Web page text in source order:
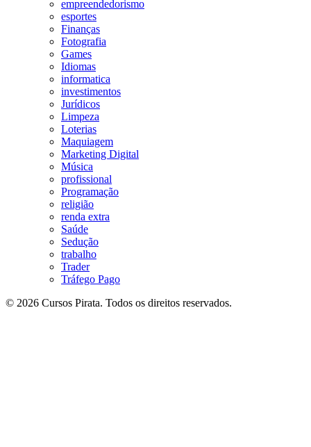
empreendedorismo
esportes
Finanças
Fotografia
Games
Idiomas
informatica
investimentos
Jurídicos
Limpeza
Loterias
Maquiagem
Marketing Digital
Música
profissional
Programação
religião
renda extra
Saúde
Sedução
trabalho
Trader
Tráfego Pago
© 2026 Cursos Pirata. Todos os direitos reservados.